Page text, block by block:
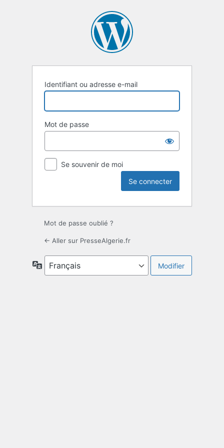
Identifiant ou adresse e-mail
Mot de passe
Se souvenir de moi
Mot de passe oublié ?
← Aller sur PresseAlgerie.fr
Langue